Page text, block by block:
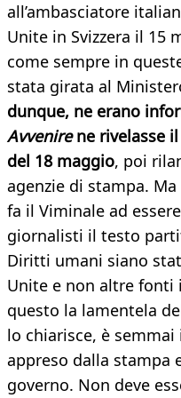
all’ambasciatore
Unite in Svizzera il 15
come sempre in
stata girata al
dunque, ne erano
Avvenirene rivelasse
del 18 maggio, poi
agenzie di stampa. Ma
fa il Viminale ad
giornalisti il testo
Diritti umani siano
Unite e non altre fonti
questo la lamentela
lo chiarisce, è
appreso dalla stampa
governo. Non deve